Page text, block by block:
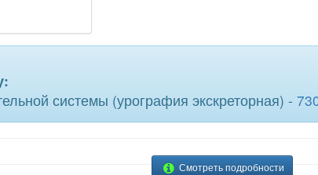
радиовизиография
31 тазобедренного сустава
ТРГ (телерентгенография)
системы (урография экскреторная) -
Смотреть подробности